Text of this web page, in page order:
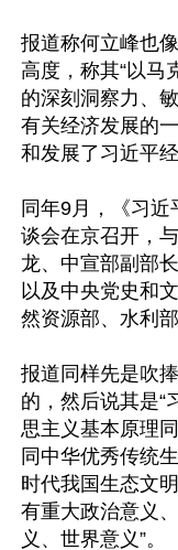
报道称何立峰也
高度，称其“以马
的深刻洞察力、
有关经济发展的
和发展了习近平经
同年9月，《习
谈会在京召开，
龙、中宣部副部
以及中央党史和
然资源部、水利
报道同样先是吹
的，然后说其是“
思主义基本原理
同中华优秀传统
时代我国生态文
有重大政治意义
义、世界意义”。